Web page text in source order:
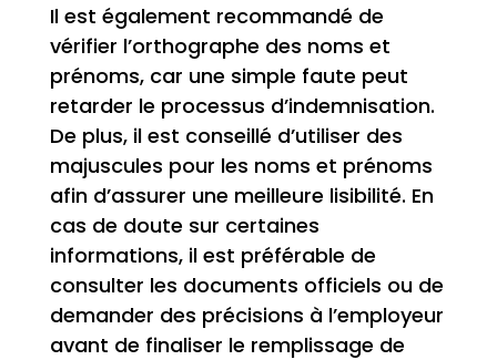
Il est également recommandé de
vérifier l’orthographe des noms et
prénoms, car une simple faute peut
retarder le processus d’indemnisation.
De plus, il est conseillé d’utiliser des
majuscules pour les noms et prénoms
afin d’assurer une meilleure lisibilité. En
cas de doute sur certaines
informations, il est préférable de
consulter les documents officiels ou de
demander des précisions à l’employeur
avant de finaliser le remplissage de